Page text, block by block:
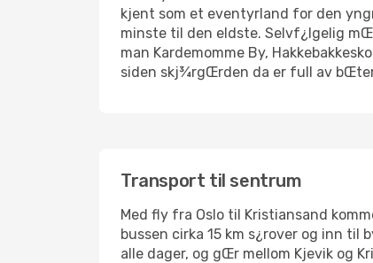
kjent som et eventyrland for den
minste til den eldste. Selvf¿lgelig
man Kardemomme By,
siden skj¾rgŒrden da er full av bŒter
Transport til sentrum
Med fly fra Oslo til Kristiansand
bussen cirka 15 km s¿rover og inn til
alle dager, og gŒr mellom Kjevik og